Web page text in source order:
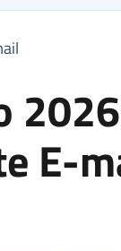
E-